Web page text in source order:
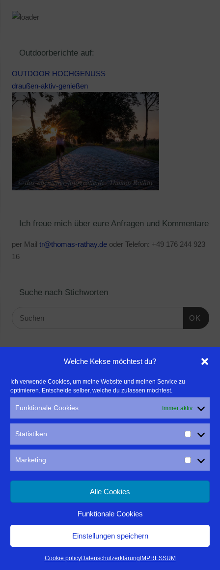
Welche Kekse möchtest du?
Ich verwende Cookies, um meine Website und meinen Service zu
optimieren. Entscheide selber, welche du zulassen möchtest.
Funktionale Cookies Immer aktiv
Statistiken
Marketing
Alle Cookies
Funktionale Cookies
Einstellungen speichern
Cookie policyDatenschutzerklärung IMPRESSUM
Outdoorberichte auf:
OUTDOOR HOCHGENUSS
draußen-aktiv-genießen
Ich freue mich über eure Anfragen und Kommentare
per Mail tr@thomas-rathay.deoder Telefon: +49 176 244 923
16
Suche nach Stichworten
OK
- Für professionelle Fotografen, die ihre Stärken mehr in den
Fokus rücken wollen, empfehle ich eine Beratung durch Frau
Dr. Martina Mettner
IMPRESSUM DATENSCHUTZ
Thomas Rathay| Präsentiert vonMantra&WordPress.